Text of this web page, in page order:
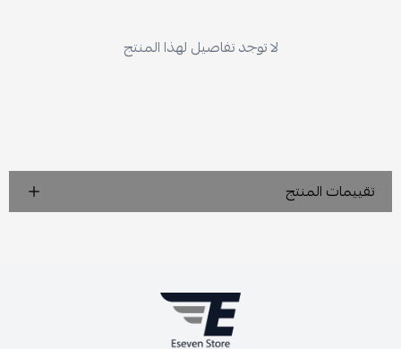
لا توجد تفاصيل لهذا المنتج
تقييمات المنتج